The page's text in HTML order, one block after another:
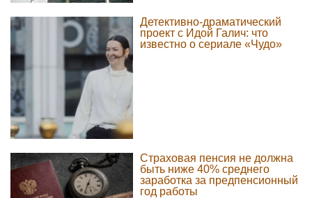
Детективно-драматический
проект с Идой Галич: что
известно о сериале «Чудо»
Страховая пенсия не должна
быть ниже 40% среднего
заработка за предпенсионный
год работы